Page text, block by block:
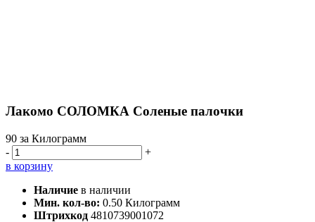
Лакомо СОЛОМКА Соленые палочки
90 за Килограмм
-
+
в корзину
Наличие в наличии
Мин. кол-во: 0.50 Килограмм
Штрихкод 4810739001072